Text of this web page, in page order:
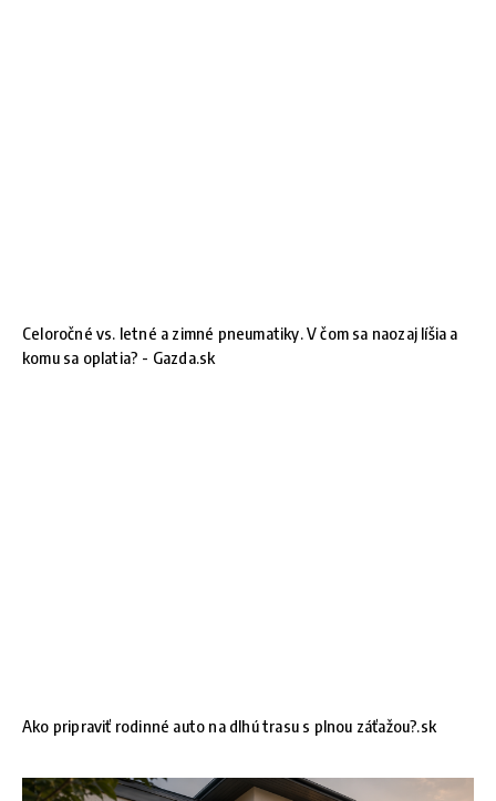
Celoročné vs. letné a zimné pneumatiky. V čom sa naozaj líšia a
komu sa oplatia? - Gazda.sk
Ako pripraviť rodinné auto na dlhú trasu s plnou záťažou?.sk